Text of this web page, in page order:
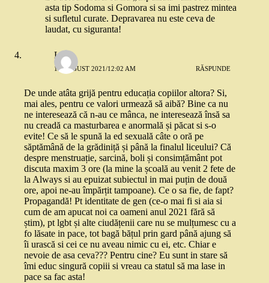
asta tip Sodoma si Gomora si sa imi pastrez mintea
si sufletul curate. Depravarea nu este ceva de
laudat, cu siguranta!
Lia
19 AUGUST 2021/12:02 AM RĂSPUNDE
De unde atâta grijă pentru educația copiilor altora? Si,
mai ales, pentru ce valori urmează să aibă? Bine ca nu
ne interesează că n-au ce mânca, ne interesează însă sa
nu creadă ca masturbarea e anormală și păcat si s-o
evite! Ce să le spună la ed sexuală câte o oră pe
săptămână de la grădiniță și până la finalul liceului? Că
despre menstruație, sarcină, boli și consimțământ pot
discuta maxim 3 ore (la mine la școală au venit 2 fete de
la Always si au epuizat subiectul in mai puțin de două
ore, apoi ne-au împărțit tampoane). Ce o sa fie, de fapt?
Propagandă! Pt identitate de gen (ce-o mai fi si aia si
cum de am apucat noi ca oameni anul 2021 fără să
știm), pt lgbt și alte ciudățenii care nu se mulțumesc cu a
fo lăsate in pace, tot bagă bățul prin gard până ajung să
îi urască si cei ce nu aveau nimic cu ei, etc. Chiar e
nevoie de asa ceva??? Pentru cine? Eu sunt in stare să
îmi educ singură copiii si vreau ca statul să ma lase in
pace sa fac asta!